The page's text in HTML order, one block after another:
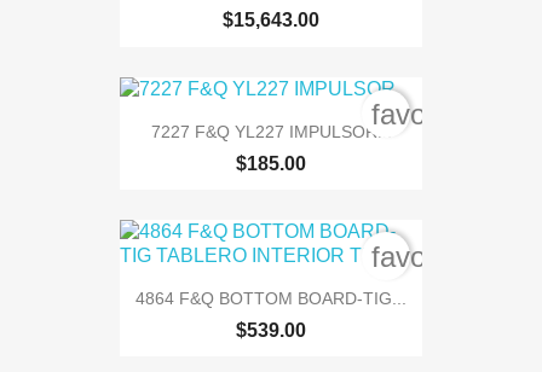
$15,643.00
7227 F&Q YL227 IMPULSOR...
$185.00
4864 F&Q BOTTOM BOARD-TIG...
$539.00